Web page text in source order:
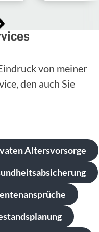
von meiner
den auch Sie
Altersvorsorge